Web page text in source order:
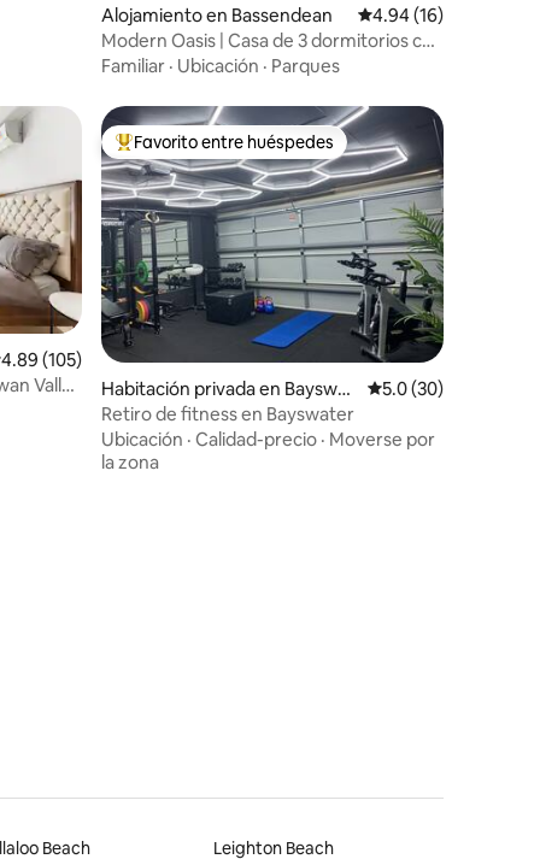
Alojamiento en Bassendean Calificación
4.94 (16)
Modern Oasis | Casa de 3 dormitorios con
garaje doble
Familiar · Ubicación · Parques
promedio: 4.89 de 5, 105 reseñas
4.89 (105)
Valley
Favorito entre huéspedes preferido
Favorito entre huéspedes
Habitación privada en Bayswat
er
Calificación
5.0 (30)
Retiro de fitness en Bayswater
Ubicación · Calidad-precio · Moverse por
la zona
Beach Leighton Beach